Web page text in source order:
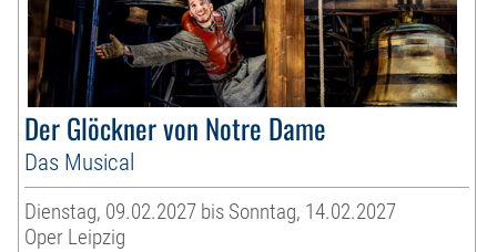
Der Glöckner von Notre Dame
Das Musical
Dienstag, 09.02.2027 bis Sonntag, 14.02.2027
Oper Leipzig